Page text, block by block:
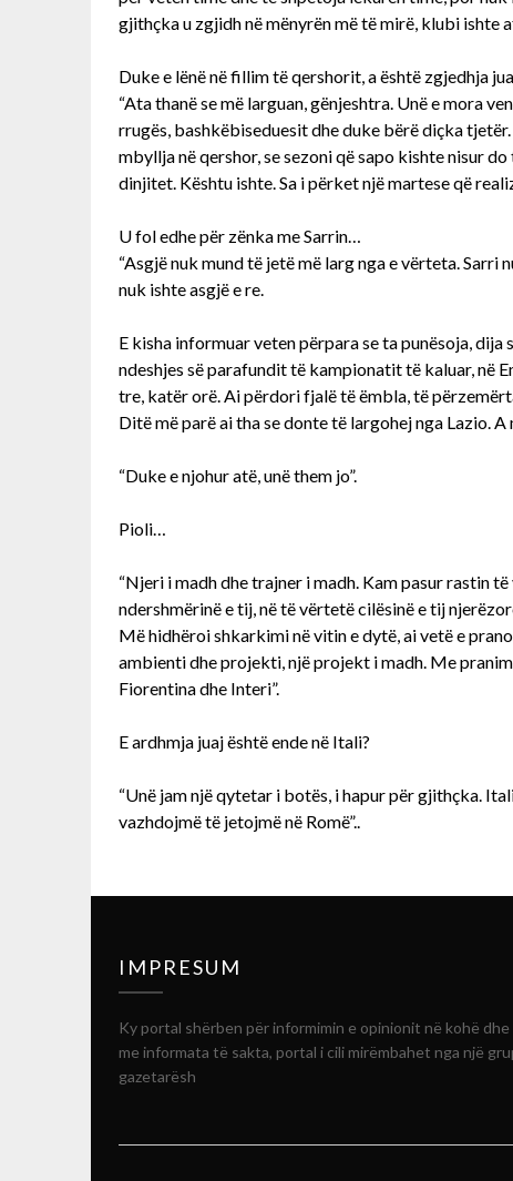
gjithçka u zgjidh në mënyrën më të mirë, klubi ishte
Duke e lënë në fillim të qershorit, a është zgjedhja
“Ata thanë se më larguan, gënjeshtra. Unë e mora
rrugës, bashkëbiseduesit dhe duke bërë diçka
mbyllja në qershor, se sezoni që sapo kishte nisur
dinjitet. Kështu ishte. Sa i përket një martese që
U fol edhe për zënka me Sarrin…
“Asgjë nuk mund të jetë më larg nga e vërteta.
nuk ishte asgjë e re.
E kisha informuar veten përpara se ta punësoja,
ndeshjes së parafundit të kampionatit të kaluar, në
tre, katër orë. Ai përdori fjalë të ëmbla, të
Ditë më parë ai tha se donte të largohej nga Lazio. A
“Duke e njohur atë, unë them jo”.
Pioli…
“Njeri i madh dhe trajner i madh. Kam pasur rastin
ndershmërinë e tij, në të vërtetë cilësinë e tij
Më hidhëroi shkarkimi në vitin e dytë, ai vetë e
ambienti dhe projekti, një projekt i madh. Me
Fiorentina dhe Interi”.
E ardhmja juaj është ende në Itali?
“Unë jam një qytetar i botës, i hapur për gjithçka.
vazhdojmë të jetojmë në Romë”..
IMPRESUM
Ky portal shërben për informimin e opinionit në kohë dhe
me informata të sakta, portal i cili mirëmbahet nga një
gazetarësh